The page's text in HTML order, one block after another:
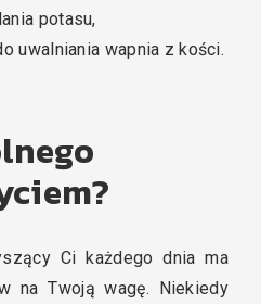
potasu,
uwalniania wapnia z kości.
Ci każdego dnia ma
na Twoją wagę. Niekiedy